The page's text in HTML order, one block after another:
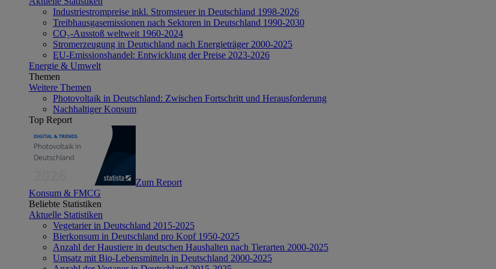
Industriestrompreise inkl. Stromsteuer in Deutschland 1998-2026
Treibhausgasemissionen nach Sektoren in Deutschland 1990-2030
CO₂-Ausstoß weltweit 1960-2024
Stromerzeugung in Deutschland nach Energieträger 2000-2025
EU-Emissionshandel: Entwicklung der Preise 2023-2026
Energie & Umwelt
Themen
Weitere Themen
Photovoltaik in Deutschland: Zwischen Fortschritt und Herausforderung
Nachhaltiger Konsum
Top Report
Zum Report
Konsum & FMCG
Beliebte Statistiken
Aktuelle Statistiken
Vegetarier in Deutschland 2015-2025
Bierkonsum in Deutschland pro Kopf 1950-2025
Anzahl der Haustiere in deutschen Haushalten nach Tierarten 2000-2025
Umsatz mit Bio-Lebensmitteln in Deutschland 2000-2025